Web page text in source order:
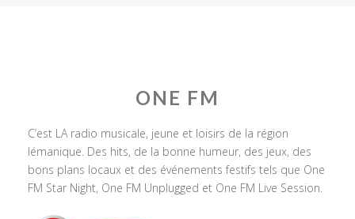
ONE FM
C’est LA radio musicale, jeune et loisirs de la région
lémanique. Des hits, de la bonne humeur, des jeux, des
bons plans locaux et des événements festifs tels que One
FM Star Night, One FM Unplugged et One FM Live Session.